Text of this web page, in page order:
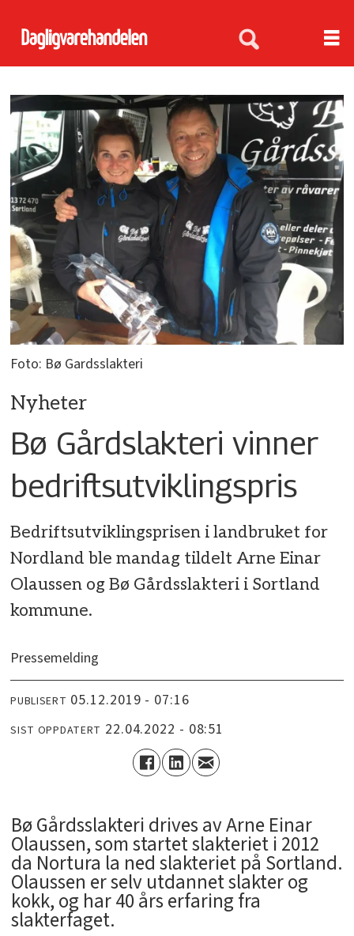
Foto: Bø Gardsslakteri
Nyheter
Bø Gårdslakteri vinner
bedriftsutviklingspris
Bedriftsutviklingsprisen i landbruket for
Nordland ble mandag tildelt Arne Einar
Olaussen og Bø Gårdsslakteri i Sortland
kommune.
Pressemelding
PUBLISERT 05.12.2019 - 07:16
SIST OPPDATERT 22.04.2022 - 08:51
Bø Gårdsslakteri drives av Arne Einar
Olaussen, som startet slakteriet i 2012
da Nortura la ned slakteriet på Sortland.
Olaussen er selv utdannet slakter og
kokk, og har 40 års erfaring fra
slakterfaget.